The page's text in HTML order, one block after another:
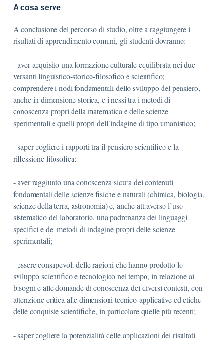
A cosa serve
A conclusione del percorso di studio, oltre a raggiungere i
risultati di apprendimento comuni, gli studenti dovranno:
- aver acquisito una formazione culturale equilibrata nei due
versanti linguistico-storico-filosofico e scientifico;
comprendere i nodi fondamentali dello sviluppo del pensiero,
anche in dimensione storica, e i nessi tra i metodi di
conoscenza propri della matematica e delle scienze
sperimentali e quelli propri dell’indagine di tipo umanistico;
- saper cogliere i rapporti tra il pensiero scientifico e la
riflessione filosofica;
- aver raggiunto una conoscenza sicura dei contenuti
fondamentali delle scienze fisiche e naturali (chimica, biologia,
scienze della terra, astronomia) e, anche attraverso l’uso
sistematico del laboratorio, una padronanza dei linguaggi
specifici e dei metodi di indagine propri delle scienze
sperimentali;
- essere consapevoli delle ragioni che hanno prodotto lo
sviluppo scientifico e tecnologico nel tempo, in relazione ai
bisogni e alle domande di conoscenza dei diversi contesti, con
attenzione critica alle dimensioni tecnico-applicative ed etiche
delle conquiste scientifiche, in particolare quelle più recenti;
- saper cogliere la potenzialità delle applicazioni dei risultati